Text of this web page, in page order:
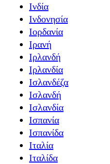
Ινδία
Ινδονησία
Ιορδανία
Ιρανή
Ιρλανδή
Ιρλανδία
Ισλανδέζα
Ισλανδή
Ισλανδία
Ισπανία
Ισπανίδα
Ιταλία
Ιταλίδα